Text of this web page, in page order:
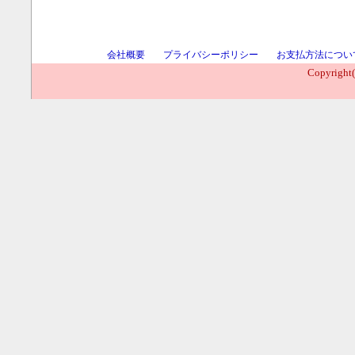
会社概要 プライバシーポリシー
お支払方法につい